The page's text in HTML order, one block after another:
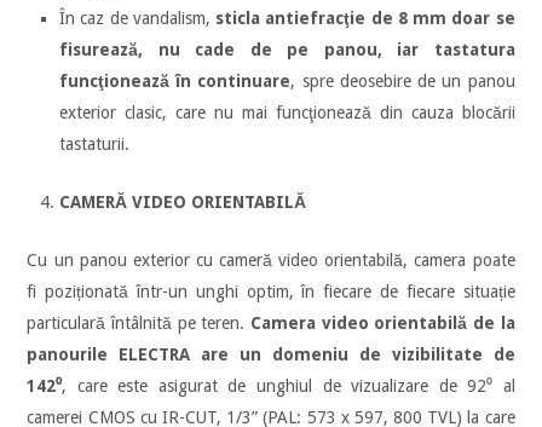
În caz de vandalism, sticla antiefracţie de 8 mm doar se
fisurează, nu cade de pe panou, iar tastatura
funcţionează în continuare, spre deosebire de un panou
exterior clasic, care nu mai funcţionează din cauza blocării
tastaturii.
CAMERĂ VIDEO ORIENTABILĂ
Cu un panou exterior cu cameră video orientabilă, camera poate
fi poziționată într-un unghi optim, în fiecare de fiecare situație
particulară întâlnită pe teren. Camera video orientabilă de la
panourile ELECTRA are un domeniu de vizibilitate de
142⁰, care este asigurat de unghiul de vizualizare de 92⁰ al
camerei CMOS cu IR-CUT, 1/3” (PAL: 573 x 597, 800 TVL) la care